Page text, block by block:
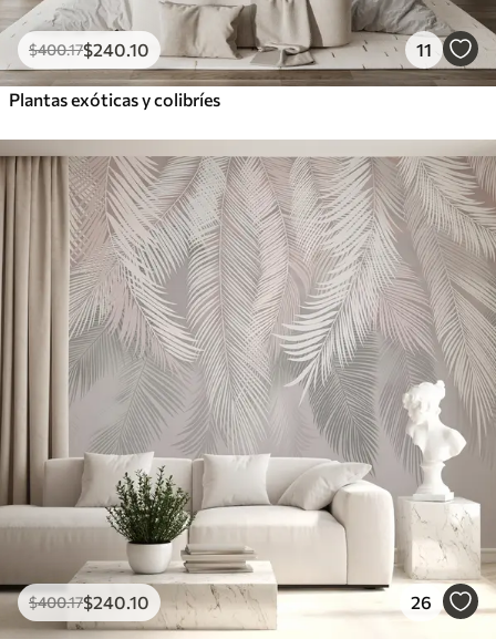
$400.17$240 .10 11
Plantas exóticas y colibríes
$400.17$240 .10 26